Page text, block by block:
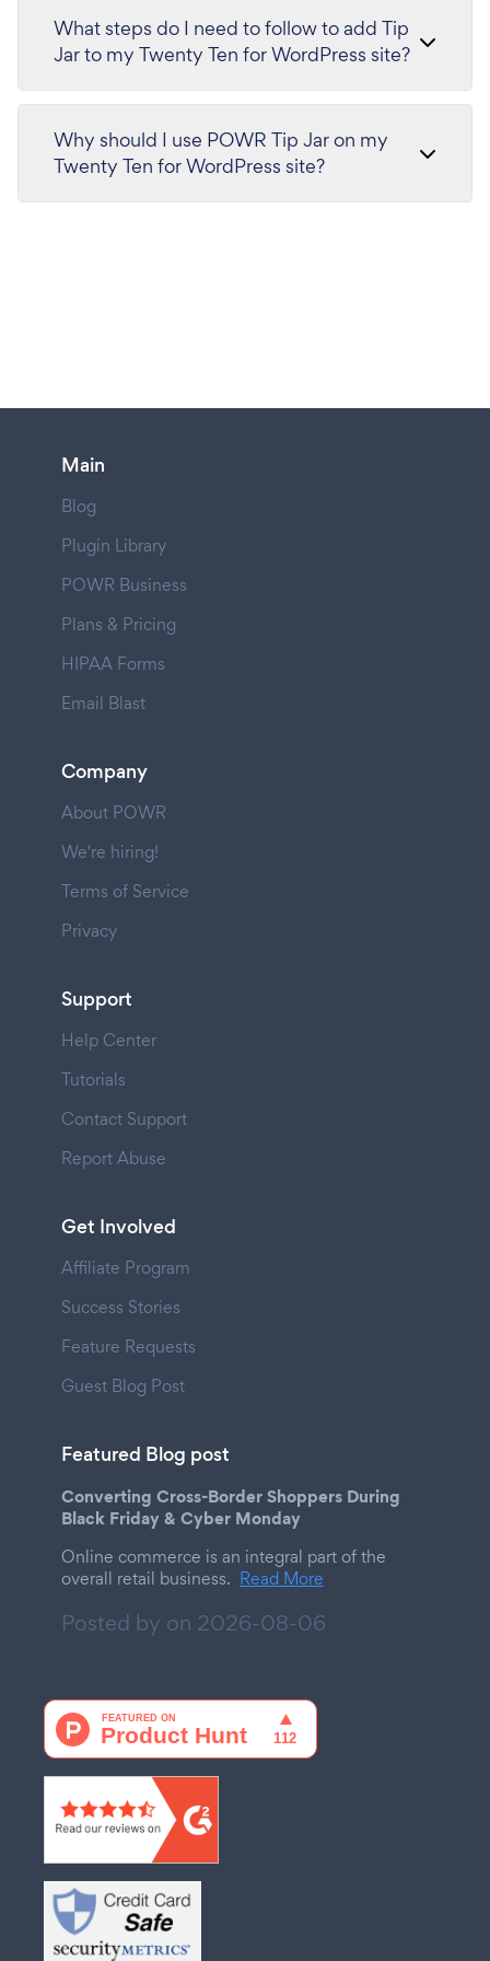
What steps do I need to follow to add Tip
Jar to my Twenty Ten for WordPress site?
Why should I use POWR Tip Jar on my
Twenty Ten for WordPress site?
Main
Blog
Plugin Library
POWR Business
Plans & Pricing
HIPAA Forms
Email Blast
Company
About POWR
We're hiring!
Terms of Service
Privacy
Support
Help Center
Tutorials
Contact Support
Report Abuse
Get Involved
Affiliate Program
Success Stories
Feature Requests
Guest Blog Post
Featured Blog post
Converting Cross-Border Shoppers During
Black Friday & Cyber Monday
Online commerce is an integral part of the
overall retail business. Read More
Posted by on 2026-08-06